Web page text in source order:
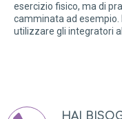
esercizio fisico, ma di
camminata ad
utilizzare gli integratori
HAI